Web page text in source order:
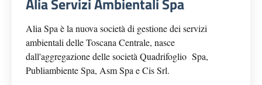
Alia Spa è la nuova società di gestione dei servizi
ambientali delle Toscana Centrale, nasce
dall'aggregazione delle società Quadrifoglio Spa,
Publiambiente Spa, Asm Spa e Cis Srl.